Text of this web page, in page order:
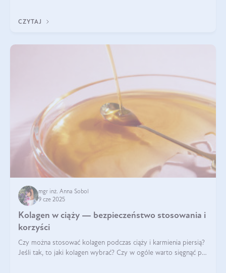
CZYTAJ
mgr inż. Anna Sobol
9 cze 2025
Kolagen w ciąży — bezpieczeństwo stosowania i
korzyści
Czy można stosować kolagen podczas ciąży i karmienia piersią?
Jeśli tak, to jaki kolagen wybrać? Czy w ogóle warto sięgnąć po